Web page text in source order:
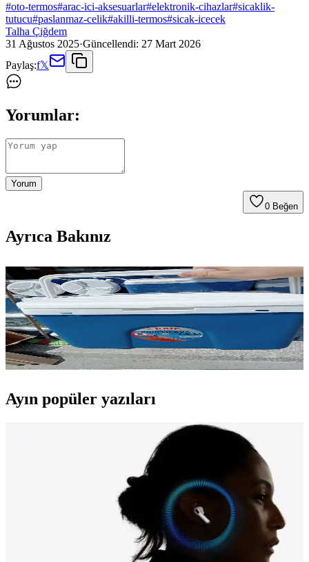
#oto-termos#arac-ici-aksesuarlar#elektronik-cihazlar#sicaklik-
tutucu#paslanmaz-celik#akilli-termos#sicak-icecek
Talha Çiğdem
31 Ağustos 2025·Güncellendi: 27 Mart 2026
Paylaş:f𝕏
Yorumlar:
Yorum
0 Beğen
Ayrıca Bakınız
Oto Termos Nedir ve Elektronik Aksesuarlar
Arasındaki Yeri Hakkında Detaylı Bilgi
Oto termos, araç içi sıcak veya soğuk içecekleri uzun süre koruyan
elektrikli cihazlardır. Gelişmiş izolasyon ve akıllı teknolojilerle
donatılan modeller, seyahatlerde ve günlük kullanımda pratiklik
sağlar.
Ayın popüler yazıları